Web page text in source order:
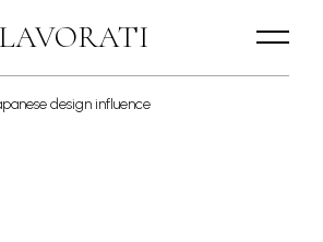
design influence